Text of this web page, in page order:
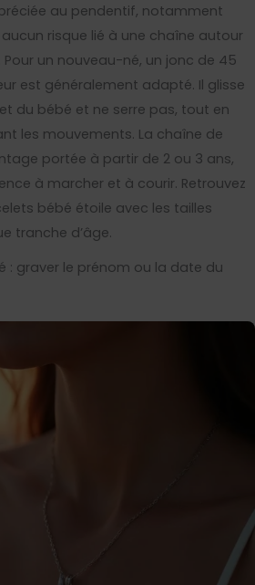
au pendentif, notamment
risque lié à une chaîne autour
Pour un nouveau-né, un jonc de 45
est généralement adapté. Il glisse
du bébé et ne serre pas, tout en
les mouvements. La chaîne de
portée à partir de 2 ou 3 ans,
à marcher et à courir. Retrouvez
bébé étoile avec les tailles
tranche d’âge.
: graver le prénom ou la date du